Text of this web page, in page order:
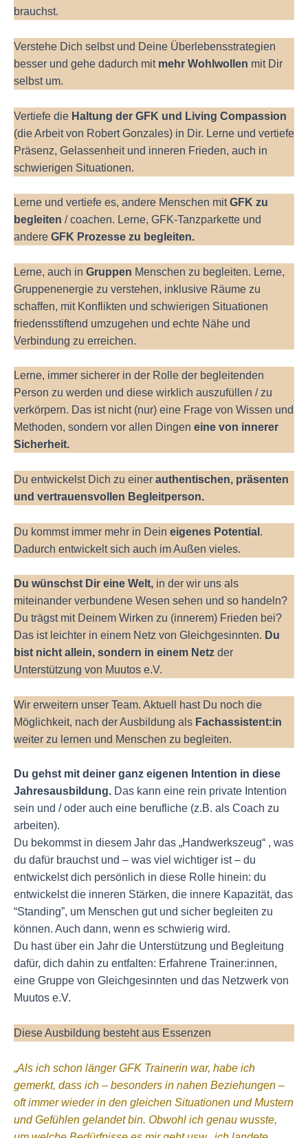
brauchst.
Verstehe Dich selbst und Deine Überlebensstrategien
besser und gehe dadurch mit mehr Wohlwollen mit Dir
selbst um.
Vertiefe die Haltung der GFK und Living Compassion
(die Arbeit von Robert Gonzales) in Dir. Lerne und vertiefe
Präsenz, Gelassenheit und inneren Frieden, auch in
schwierigen Situationen.
Lerne und vertiefe es, andere Menschen mitGFK zu
begleiten / coachen. Lerne, GFK-Tanzparkette und
andere GFK Prozesse zu begleiten.
Lerne, auch in Gruppen Menschen zu begleiten. Lerne,
Gruppenenergie zu verstehen, inklusive Räume zu
schaffen, mit Konflikten und schwierigen Situationen
friedensstiftend umzugehen und echte Nähe und
Verbindung zu erreichen.
Lerne, immer sicherer in der Rolle der begleitenden
Person zu werden und diese wirklich auszufüllen / zu
verkörpern. Das ist nicht (nur) eine Frage von Wissen und
Methoden, sondern vor allen Dingen eine von innerer
Sicherheit.
Du entwickelst Dich zu einer authentischen, präsenten
und vertrauensvollen Begleitperson.
Du kommst immer mehr in Dein eigenes Potential .
Dadurch entwickelt sich auch im Außen vieles.
Du wünschst Dir eine Welt, in der wir uns als
miteinander verbundene Wesen sehen und so handeln?
Du trägst mit Deinem Wirken zu (innerem) Frieden bei?
Das ist leichter in einem Netz von Gleichgesinnten. Du
bist nicht allein, sondern in einem Netz der
Unterstützung von Muutos e.V.
Wir erweitern unser Team. Aktuell hast Du noch die
Möglichkeit, nach der Ausbildung als Fachassistent:in
weiter zu lernen und Menschen zu begleiten.
Du gehst mit deiner ganz eigenen Intention in diese
Jahresausbildung. Das kann eine rein private Intention
sein und / oder auch eine berufliche (z.B. als Coach zu
arbeiten).
Du bekommst in diesem Jahr das „Handwerkszeug“ , was
du dafür brauchst und – was viel wichtiger ist – du
entwickelst dich persönlich in diese Rolle hinein: du
entwickelst die inneren Stärken, die innere Kapazität, das
“Standing”, um Menschen gut und sicher begleiten zu
können. Auch dann, wenn es schwierig wird.
Du hast über ein Jahr die Unterstützung und Begleitung
dafür, dich dahin zu entfalten: Erfahrene Trainer:innen,
eine Gruppe von Gleichgesinnten und das Netzwerk von
Muutos e.V.
Diese Ausbildung besteht aus Essenzen
„Als ich schon länger GFK Trainerin war, habe ich
gemerkt, dass ich – besonders in nahen Beziehungen –
oft immer wieder in den gleichen Situationen und Mustern
und Gefühlen gelandet bin. Obwohl ich genau wusste,